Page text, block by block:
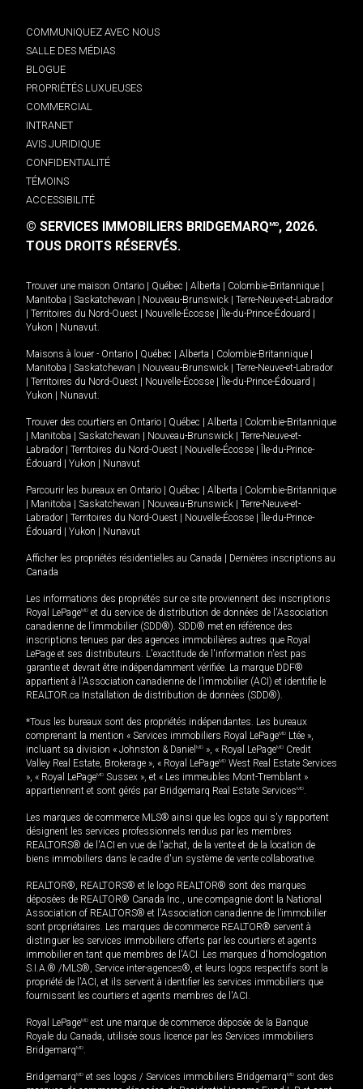
COMMUNIQUEZ AVEC NOUS
SALLE DES MÉDIAS
BLOGUE
PROPRIÉTÉS LUXUEUSES
COMMERCIAL
INTRANET
AVIS JURIDIQUE
CONFIDENTIALITÉ
TÉMOINS
ACCESSIBILITÉ
© SERVICES IMMOBILIERS BRIDGEMARQMD, 2026.
TOUS DROITS RÉSERVÉS.
Trouver une maison Ontario Québec Alberta Colombie-Britannique
Manitoba
Saskatchewan Nouveau-Brunswick
Terre-Neuve-et-Labrador
Territoires du Nord-Ouest Nouvelle-Écosse Île-du-Prince-Édouard
Yukon
Nunavut.
Maisons à louer - Ontario Québec Alberta Colombie-Britannique
Manitoba
Saskatchewan Nouveau-Brunswick
Terre-Neuve-et-Labrador
Territoires du Nord-Ouest Nouvelle-Écosse Île-du-Prince-Édouard
Yukon
Nunavut.
Trouver des courtiers en Ontario Québec Alberta
Colombie-Britannique
Manitoba Saskatchewan Nouveau-Brunswick
Terre-Neuve-et-
Labrador
Territoires du Nord-Ouest Nouvelle-Écosse
Île-du-Prince-
Édouard
Yukon Nunavut
Parcourir les bureaux en Ontario Québec Alberta
Colombie-Britannique
Manitoba Saskatchewan Nouveau-Brunswick
Terre-Neuve-et-
Labrador
Territoires du Nord-Ouest Nouvelle-Écosse
Île-du-Prince-
Édouard
Yukon Nunavut
Afficher les propriétés résidentielles au Canada
Dernières inscriptions au
Canada
Les informations des propriétés sur ce site proviennent des inscriptions
Royal LePageMD et du service de distribution de données de l'Association
canadienne de l’immobilier (SDD®). SDD® met en référence des
inscriptions tenues par des agences immobilières autres que Royal
LePage et ses distributeurs. L'exactitude de l'information n'est pas
garantie et devrait être indépendamment vérifiée. La marque DDF®
appartient à l'Association canadienne de l’immobilier (ACI) et identifie le
REALTOR.ca Installation de distribution de données (SDD®).
*Tous les bureaux sont des propriétés indépendantes. Les bureaux
comprenant la mention « Services immobiliers Royal LePageMD Ltée »,
incluant sa division « Johnston & Daniel MD », « Royal LePageMD Credit
Valley Real Estate, Brokerage », « Royal LePageMD West Real Estate Services
», « Royal LePageMD Sussex », et « Les immeubles Mont-Tremblant »
appartiennent et sont gérés par Bridgemarq Real Estate ServicesMD.
Les marques de commerce MLS® ainsi que les logos qui s'y rapportent
désignent les services professionnels rendus par les membres
REALTORS® de l'ACI en vue de l'achat, de la vente et de la location de
biens immobiliers dans le cadre d'un système de vente collaborative.
REALTOR®, REALTORS® et le logo REALTOR® sont des marques
déposées de REALTOR® Canada Inc., une compagnie dont la National
Association of REALTORS® et l'Association canadienne de l’immobilier
sont propriétaires. Les marques de commerce REALTOR® servent à
distinguer les services immobiliers offerts par les courtiers et agents
immobilier en tant que membres de l'ACI. Les marques d'homologation
S.I.A.® /MLS®, Service inter-agences®, et leurs logos respectifs sont la
propriété de l'ACI, et ils servent à identifier les services immobiliers que
fournissent les courtiers et agents membres de l'ACI.
Royal LePageMD est une marque de commerce déposée de la Banque
Royale du Canada, utilisée sous licence par les Services immobiliers
BridgemarqMD.
BridgemarqMD et ses logos / Services immobiliers BridgemarqMD sont des